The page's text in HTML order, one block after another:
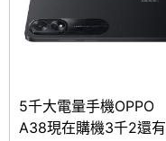
5千大電量手機OPPO
A38現在購機3千2還有